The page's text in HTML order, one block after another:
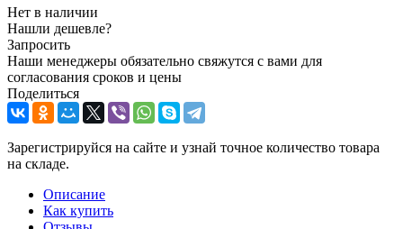
Нет в наличии
Нашли дешевле?
Запросить
Наши менеджеры обязательно свяжутся с вами для
согласования сроков и цены
Поделиться
Зарегистрируйся на сайте и узнай точное количество товара
на складе.
Описание
Как купить